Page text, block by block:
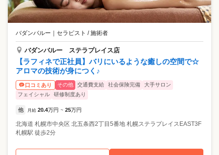
バダンバルー ｜ セラピスト / 施術者
バダンバルー ステラプレイス店
【ラフィネで正社員】バリにいるような癒しの空間で☆
アロマの技術が身につく♪
口コミあり その他 交通費支給 社会保険完備
大手サロン
フェイシャル
研修制度あり
他 月給 20.4万円 ~ 25万円
北海道 札幌市中央区 北五条西2丁目5番地 札幌ステラプレイスEAST3F
札幌駅 徒歩2分